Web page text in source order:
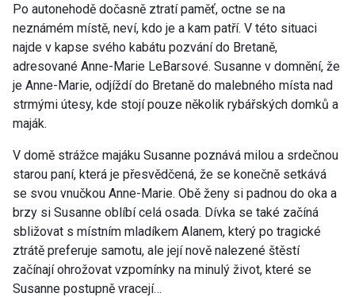
Po autonehodě dočasně ztratí paměť, octne se na
neznámém místě, neví, kdo je a kam patří. V této situaci
najde v kapse svého kabátu pozvání do Bretaně,
adresované Anne-Marie LeBarsové. Susanne v domnění, že
je Anne-Marie, odjíždí do Bretaně do malebného místa nad
strmými útesy, kde stojí pouze několik rybářských domků a
maják.
V domě strážce majáku Susanne poznává milou a srdečnou
starou paní, která je přesvědčená, že se konečně setkává
se svou vnučkou Anne-Marie. Obě ženy si padnou do oka a
brzy si Susanne oblíbí celá osada. Dívka se také začíná
sbližovat s místním mladíkem Alanem, který po tragické
ztrátě preferuje samotu, ale její nově nalezené štěstí
začínají ohrožovat vzpomínky na minulý život, které se
Susanne postupně vracejí…